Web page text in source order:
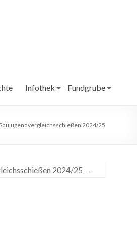
Infothek Fundgrube
2024/25
2024/25 →